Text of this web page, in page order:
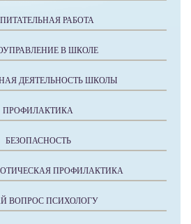
РАБОТА
В ШКОЛЕ
ДЕЯТЕЛЬНОСТЬ ШКОЛЫ
ПРОФИЛАКТИКА
БЕЗОПАСНОСТЬ
ПРОФИЛАКТИКА
ВОПРОС ПСИХОЛОГУ